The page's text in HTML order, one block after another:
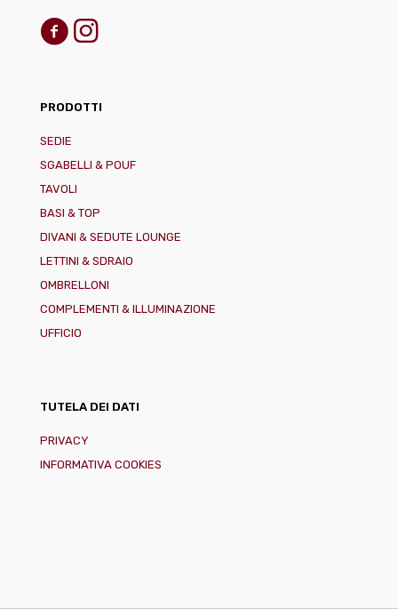
PRODOTTI
SEDIE
SGABELLI & POUF
TAVOLI
BASI & TOP
DIVANI & SEDUTE LOUNGE
LETTINI & SDRAIO
OMBRELLONI
COMPLEMENTI & ILLUMINAZIONE
UFFICIO
TUTELA DEI DATI
PRIVACY
INFORMATIVA COOKIES